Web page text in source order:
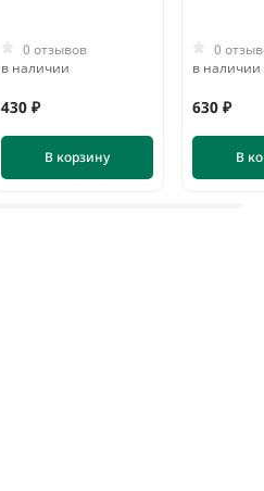
0 отзывов
в наличии
430 ₽
В корзину
0
в наличии
630 ₽
В